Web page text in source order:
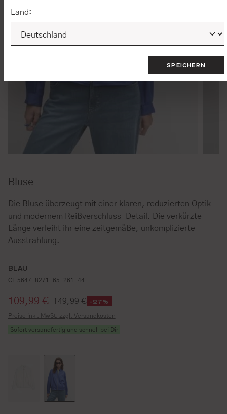
Bluse
Die Bluse überzeugt mit einer klaren, reduzierten Optik
und modernem Reißverschluss-Detail. Die verkürzte
Länge verleiht ihr eine zeitgemäße, unkomplizierte
Ausstrahlung.
BLAU
CI-5647-8271-65-261-44
Verkaufspreis:
109,99 € 149,99 € -27%
Preise inkl. MwSt. zzgl. Versandkosten
Sofort versandfertig und schnell bei Dir
Land:
SPEICHERN